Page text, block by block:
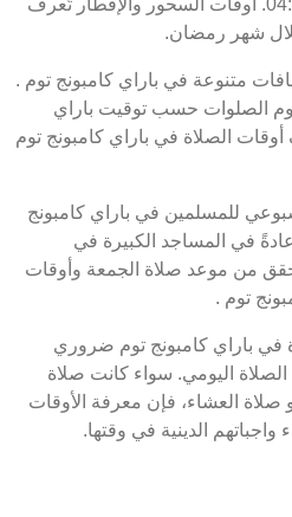
في باراي كامبونج توم ، هو 04:23. أوقات السحور والإفطار تُعرف
شهر رمضان.
متنوعة في باراي كامبونج توم .
الصلوات حسب توقيت باراي
الصلاة في باراي كامبونج توم
للمسلمين في باراي كامبونج
في المساجد الكبيرة في
من موعد صلاة الجمعة وأوقات
توم .
في باراي كامبونج توم ضروري
اليومي. سواء كانت صلاة
صلاة العشاء، فإن معرفة الأوقات
واجباتهم الدينية في وقتها.